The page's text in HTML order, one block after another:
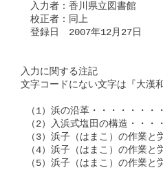
入力者：香川県立図書館
校正者：同上
登録日　2007年12月27日
入力に関する注記
文字コードにない文字は『大漢
（1）浜の沿革・・・・・・・
（2）入浜式塩田の構造・・・
（3）浜子（はまこ）の作業と
（4）浜子（はまこ）の作業と
（5）浜子（はまこ）の作業と